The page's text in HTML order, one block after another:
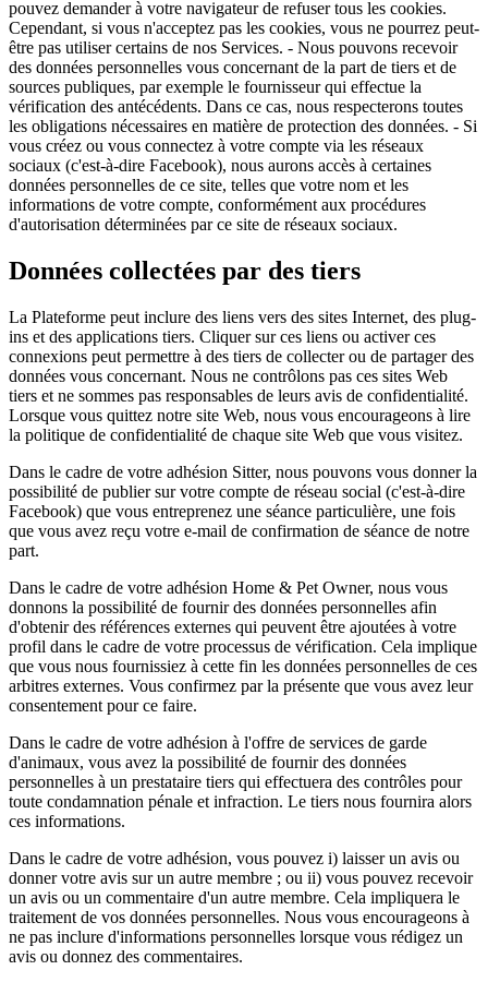
pouvez demander à votre navigateur de refuser tous les cookies.
Cependant, si vous n'acceptez pas les cookies, vous ne pourrez peut-
être pas utiliser certains de nos Services. - Nous pouvons recevoir
des données personnelles vous concernant de la part de tiers et de
sources publiques, par exemple le fournisseur qui effectue la
vérification des antécédents. Dans ce cas, nous respecterons toutes
les obligations nécessaires en matière de protection des données. - Si
vous créez ou vous connectez à votre compte via les réseaux
sociaux (c'est-à-dire Facebook), nous aurons accès à certaines
données personnelles de ce site, telles que votre nom et les
informations de votre compte, conformément aux procédures
d'autorisation déterminées par ce site de réseaux sociaux.
Données collectées par des tiers
La Plateforme peut inclure des liens vers des sites Internet, des plug-
ins et des applications tiers. Cliquer sur ces liens ou activer ces
connexions peut permettre à des tiers de collecter ou de partager des
données vous concernant. Nous ne contrôlons pas ces sites Web
tiers et ne sommes pas responsables de leurs avis de confidentialité.
Lorsque vous quittez notre site Web, nous vous encourageons à lire
la politique de confidentialité de chaque site Web que vous visitez.
Dans le cadre de votre adhésion Sitter, nous pouvons vous donner la
possibilité de publier sur votre compte de réseau social (c'est-à-dire
Facebook) que vous entreprenez une séance particulière, une fois
que vous avez reçu votre e-mail de confirmation de séance de notre
part.
Dans le cadre de votre adhésion Home & Pet Owner, nous vous
donnons la possibilité de fournir des données personnelles afin
d'obtenir des références externes qui peuvent être ajoutées à votre
profil dans le cadre de votre processus de vérification. Cela implique
que vous nous fournissiez à cette fin les données personnelles de ces
arbitres externes. Vous confirmez par la présente que vous avez leur
consentement pour ce faire.
Dans le cadre de votre adhésion à l'offre de services de garde
d'animaux, vous avez la possibilité de fournir des données
personnelles à un prestataire tiers qui effectuera des contrôles pour
toute condamnation pénale et infraction. Le tiers nous fournira alors
ces informations.
Dans le cadre de votre adhésion, vous pouvez i) laisser un avis ou
donner votre avis sur un autre membre ; ou ii) vous pouvez recevoir
un avis ou un commentaire d'un autre membre. Cela impliquera le
traitement de vos données personnelles. Nous vous encourageons à
ne pas inclure d'informations personnelles lorsque vous rédigez un
avis ou donnez des commentaires.